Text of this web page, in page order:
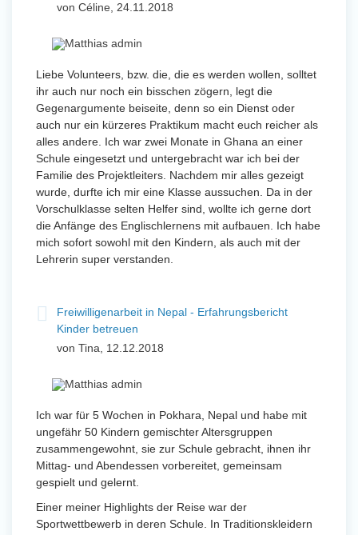
von Céline, 24.11.2018
Liebe Volunteers, bzw. die, die es werden wollen, solltet
ihr auch nur noch ein bisschen zögern, legt die
Gegenargumente beiseite, denn so ein Dienst oder
auch nur ein kürzeres Praktikum macht euch reicher als
alles andere. Ich war zwei Monate in Ghana an einer
Schule eingesetzt und untergebracht war ich bei der
Familie des Projektleiters. Nachdem mir alles gezeigt
wurde, durfte ich mir eine Klasse aussuchen. Da in der
Vorschulklasse selten Helfer sind, wollte ich gerne dort
die Anfänge des Englischlernens mit aufbauen. Ich habe
mich sofort sowohl mit den Kindern, als auch mit der
Lehrerin super verstanden.
Freiwilligenarbeit in Nepal - Erfahrungsbericht
Kinder betreuen
von Tina, 12.12.2018
Ich war für 5 Wochen in Pokhara, Nepal und habe mit
ungefähr 50 Kindern gemischter Altersgruppen
zusammengewohnt, sie zur Schule gebracht, ihnen ihr
Mittag- und Abendessen vorbereitet, gemeinsam
gespielt und gelernt.
Einer meiner Highlights der Reise war der
Sportwettbewerb in deren Schule. In Traditionskleidern